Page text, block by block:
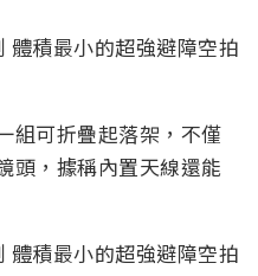
組可折疊起落架，不僅
頭，據稱內置天線還能